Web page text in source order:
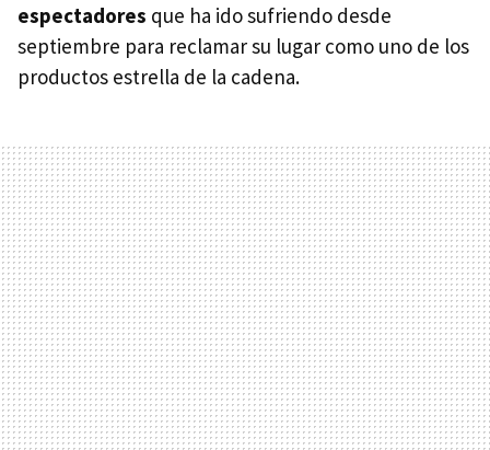
espectadores que ha ido sufriendo desde
septiembre para reclamar su lugar como uno de los
productos estrella de la cadena.